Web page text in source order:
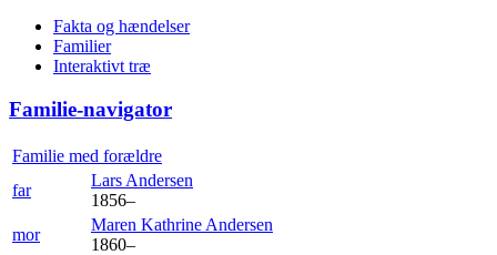
Fakta og hændelser
Familier
Interaktivt træ
Familie-navigator
Familie med forældre
far
Lars Andersen
1856–
mor
Maren Kathrine Andersen
1860–